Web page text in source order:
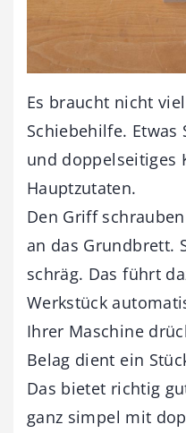
Es braucht nicht
Schiebehilfe.
und doppelseitiges
Hauptzutaten.
Den Griff
an das Grundbrett.
schräg. Das führt
Werkstück
Ihrer Maschine
Belag dient ein
Das bietet richtig
ganz simpel mit